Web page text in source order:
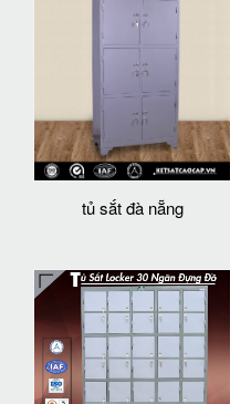
tủ sắt đà nẵng